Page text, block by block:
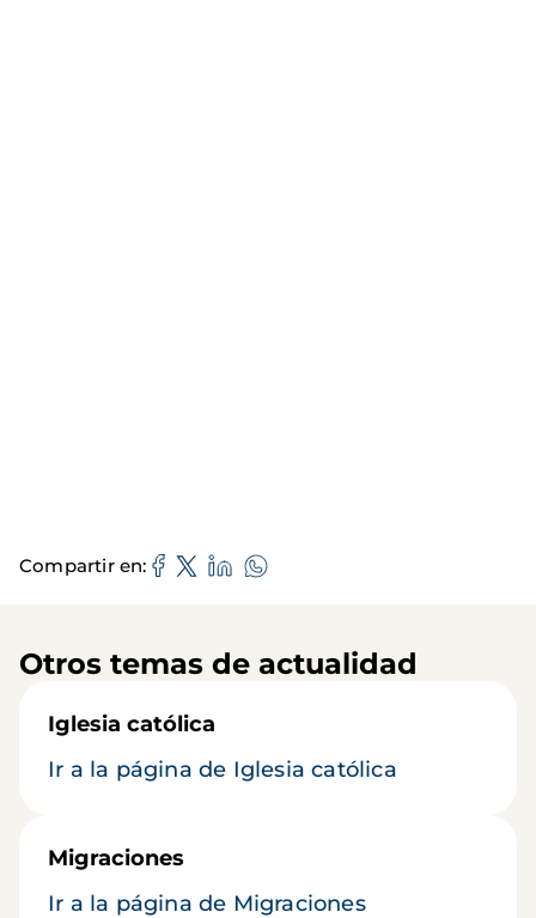
Compartir en
Otros temas de actualidad
Iglesia católica
Ir a la página de Iglesia católica
Migraciones
Ir a la página de Migraciones